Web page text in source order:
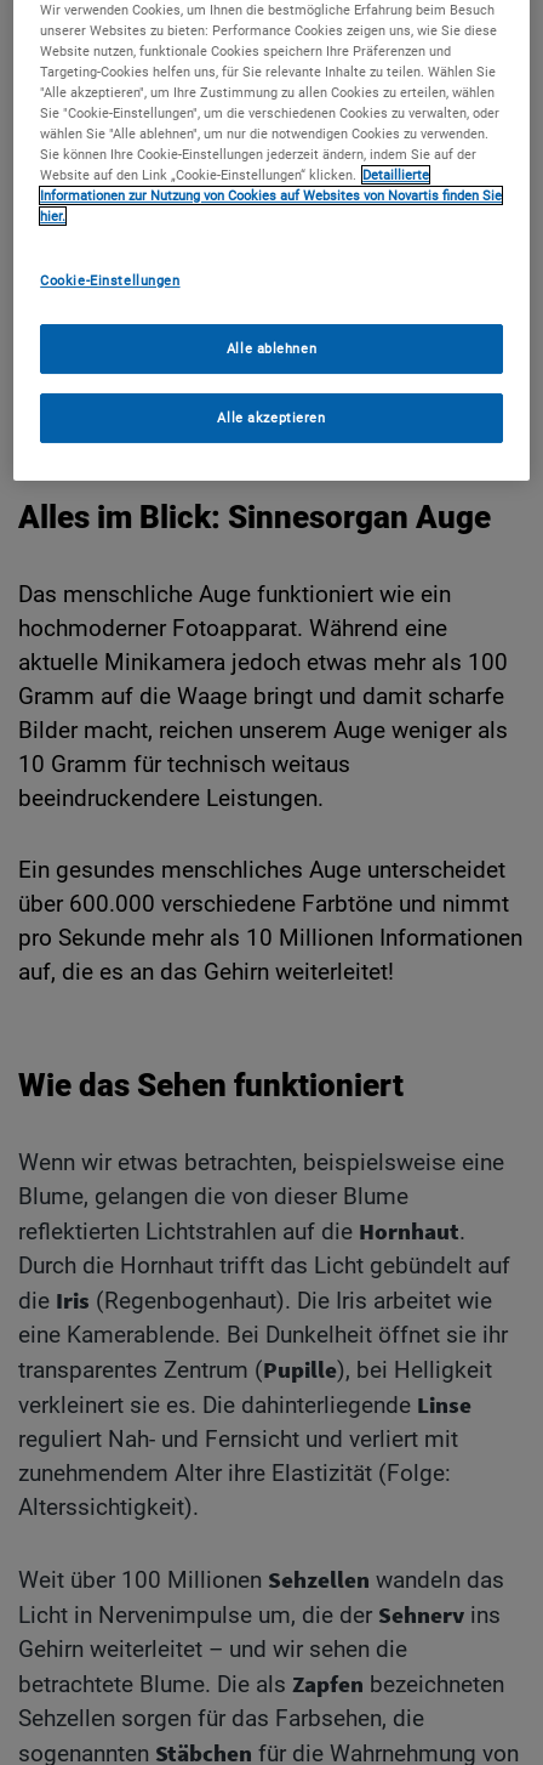
gettyimages_1158244630_RapidEye
Alles im Blick: Sinnesorgan Auge
Das menschliche Auge funktioniert wie ein
hochmoderner Fotoapparat. Während eine
aktuelle Minikamera jedoch etwas mehr als 100
Gramm auf die Waage bringt und damit scharfe
Bilder macht, reichen unserem Auge weniger als
10 Gramm für technisch weitaus
beeindruckendere Leistungen.
Ein gesundes menschliches Auge unterscheidet
über 600.000 verschiedene Farbtöne und nimmt
pro Sekunde mehr als 10 Millionen Informationen
auf, die es an das Gehirn weiterleitet!
Wie das Sehen funktioniert
Wenn wir etwas betrachten, beispielsweise eine
Blume, gelangen die von dieser Blume
reflektierten Lichtstrahlen auf die Hornhaut.
Durch die Hornhaut trifft das Licht gebündelt auf
die Iris (Regenbogenhaut). Die Iris arbeitet wie
eine Kamerablende. Bei Dunkelheit öffnet sie ihr
transparentes Zentrum (Pupille), bei Helligkeit
verkleinert sie es. Die dahinterliegende Linse
reguliert Nah- und Fernsicht und verliert mit
zunehmendem Alter ihre Elastizität (Folge:
Alterssichtigkeit).
Weit über 100 Millionen Sehzellen wandeln das
Licht in Nerven­impulse um, die der Sehnerv ins
Gehirn weiterleitet – und wir sehen die
betrachtete Blume. Die als Zapfen bezeichneten
Sehzellen sorgen für das Farbsehen, die
sogenannten Stäbchen für die Wahrnehmung von
Wir verwenden Cookies, um Ihnen die bestmögliche Erfahrung beim Besuch
unserer Websites zu bieten: Performance Cookies zeigen uns, wie Sie diese
Website nutzen, funktionale Cookies speichern Ihre Präferenzen und
Targeting-Cookies helfen uns, für Sie relevante Inhalte zu teilen. Wählen Sie
"Alle akzeptieren", um Ihre Zustimmung zu allen Cookies zu erteilen, wählen
Sie "Cookie-Einstellungen", um die verschiedenen Cookies zu verwalten, oder
wählen Sie "Alle ablehnen", um nur die notwendigen Cookies zu verwenden.
Sie können Ihre Cookie-Einstellungen jederzeit ändern, indem Sie auf der
Website auf den Link „Cookie-Einstellungen“ klicken. Detaillierte
Informationen zur Nutzung von Cookies auf Websites von Novartis finden Sie
hier.
Cookie-Einstellungen
Alle ablehnen
Alle akzeptieren